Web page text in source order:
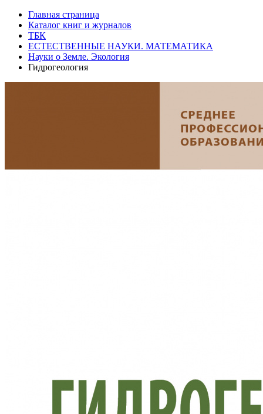
Главная страница
Каталог книг и журналов
ТБК
ЕСТЕСТВЕННЫЕ НАУКИ. МАТЕМАТИКА
Науки о Земле. Экология
Гидрогеология